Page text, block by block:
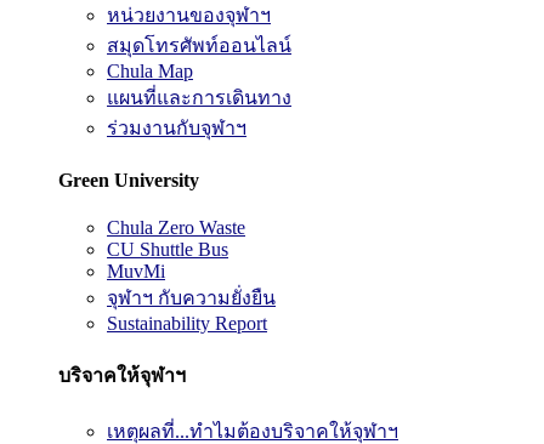
หน่วยงานของจุฬาฯ
สมุดโทรศัพท์ออนไลน์
Chula Map
แผนที่และการเดินทาง
ร่วมงานกับจุฬาฯ
Green University
Chula Zero Waste
CU Shuttle Bus
MuvMi
จุฬาฯ กับความยั่งยืน
Sustainability Report
บริจาคให้จุฬาฯ
เหตุผลที่...ทำไมต้องบริจาคให้จุฬาฯ